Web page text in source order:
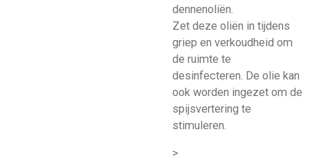
dennenoliën.
Zet deze oliën in tijdens
griep en verkoudheid om
de ruimte te
desinfecteren. De olie kan
ook worden ingezet om de
spijsvertering te
stimuleren.
>